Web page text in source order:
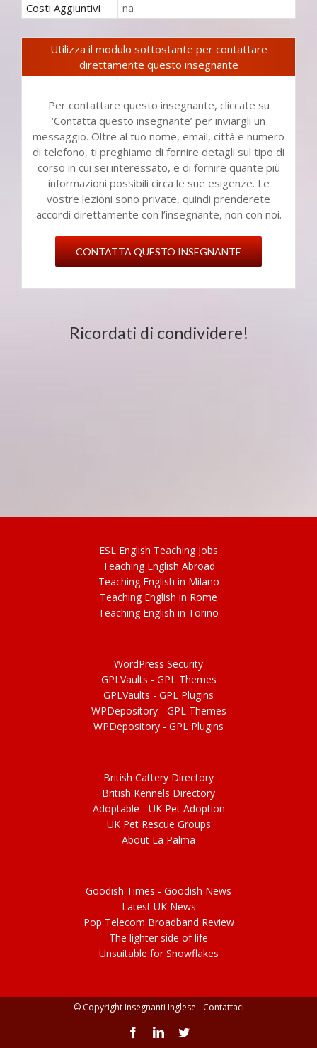
Costi Aggiuntivi
na
Utilizza il modulo sottostante per contattare
direttamente questo insegnante
Per contattare questo insegnante, cliccate su
‘Contatta questo insegnante’ per inviargli un
messaggio. Oltre al tuo nome, email, città e numero
di telefono, ti preghiamo di fornire detagli sul tipo di
corso in cui sei interessato, e di fornire quante più
informazioni possibili circa le sue esigenze. Le
vostre lezioni sono private, quindi prenderete
accordi direttamente con l’insegnante, non con noi.
CONTATTA QUESTO INSEGNANTE
Ricordati di condividere!
ESL English Teaching Jobs
TeachingEnglish Abroad
TeachingEnglish in Milano
Teaching English in Rome
Teaching English in Torino
WordPress Security
GPLVaults - GPL Themes
GPLVaults - GPL Plugins
WPDepository - GPL Themes
WPDepository - GPL Plugins
British Cattery Directory
British Kennels Directory
Adoptable - UK Pet Adoption
UK Pet Rescue Groups
About La Palma
Goodish Times - Goodish News
Latest UK News
Pop Telecom Broadband Review
The lighter side of life
Unsuitable for Snowflakes
© Copyright Insegnanti Inglese - Contattaci
FacebookLinkedInTwitter